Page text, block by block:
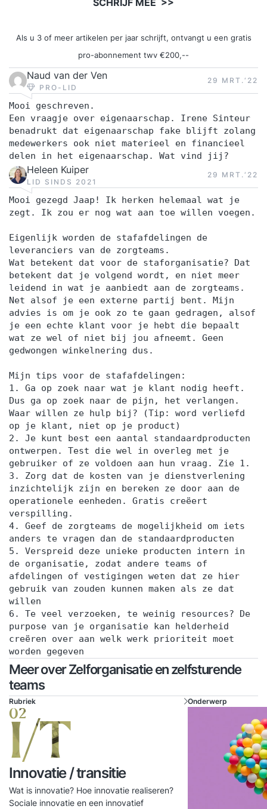
Als u 3 of meer artikelen per jaar schrijft, ontvangt u een gratis
pro-abonnement twv €200,--
Naud van der Ven
PRO-LID
29 MRT.‘22
Mooi geschreven.
Een vraagje over eigenaarschap. Irene Sinteur
benadrukt dat eigenaarschap fake blijft zolang
medewerkers ook niet materieel en financieel
delen in het eigenaarschap. Wat vind jij?
Heleen Kuiper
LID SINDS 2021
29 MRT.‘22
Mooi gezegd Jaap! Ik herken helemaal wat je
zegt. Ik zou er nog wat aan toe willen voegen.
Eigenlijk worden de stafafdelingen de
leveranciers van de zorgteams.
Wat betekent dat voor de staforganisatie? Dat
betekent dat je volgend wordt, en niet meer
leidend in wat je aanbiedt aan de zorgteams.
Net alsof je een externe partij bent. Mijn
advies is om je ook zo te gaan gedragen, alsof
je een echte klant voor je hebt die bepaalt
wat ze wel of niet bij jou afneemt. Geen
gedwongen winkelnering dus.
Mijn tips voor de stafafdelingen:
1. Ga op zoek naar wat je klant nodig heeft.
Dus ga op zoek naar de pijn, het verlangen.
Waar willen ze hulp bij? (Tip: word verliefd
op je klant, niet op je product)
2. Je kunt best een aantal standaardproducten
ontwerpen. Test die wel in overleg met je
gebruiker of ze voldoen aan hun vraag. Zie 1.
3. Zorg dat de kosten van je dienstverlening
inzichtelijk zijn en bereken ze door aan de
operationele eenheden. Gratis creëert
verspilling.
4. Geef de zorgteams de mogelijkheid om iets
anders te vragen dan de standaardproducten
5. Verspreid deze unieke producten intern in
de organisatie, zodat andere teams of
afdelingen of vestigingen weten dat ze hier
gebruik van zouden kunnen maken als ze dat
willen
6. Te veel verzoeken, te weinig resources? De
purpose van je organisatie kan helderheid
creëren over aan welk werk prioriteit moet
worden gegeven
Meer over Zelforganisatie en zelfsturende
teams
Rubriek
02
I/T
Innovatie / transitie
Wat is innovatie? Hoe innovatie realiseren?
Sociale innovatie en een innovatief
Onderwerp